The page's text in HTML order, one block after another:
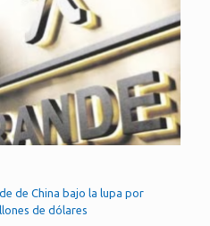
de China bajo la lupa por
de dólares